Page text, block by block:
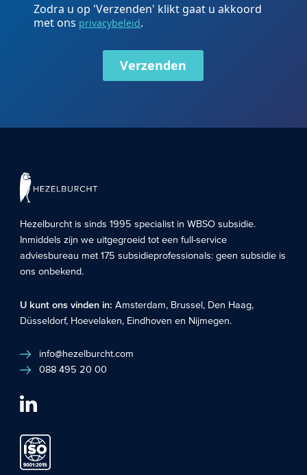
Zodra u op 'Verzenden' klikt gaat u akkoord
met ons privacybeleid.
Verzenden
Hezelburcht is sinds 1995 specialist inWBSO subsidie.
Inmiddels zijn we uitgegroeid tot een full-service
adviesbureau met 175 subsidieprofessionals: geen subsidie is
ons onbekend.
U kunt ons vinden in:Amsterdam, Brussel, Den Haag,
Düsseldorf, Hoevelaken, Eindhoven en Nijmegen.
info@hezelburcht.com
088 495 20 00